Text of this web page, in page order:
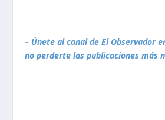
– Únete al canal de El Observador
no perderte las publicaciones más